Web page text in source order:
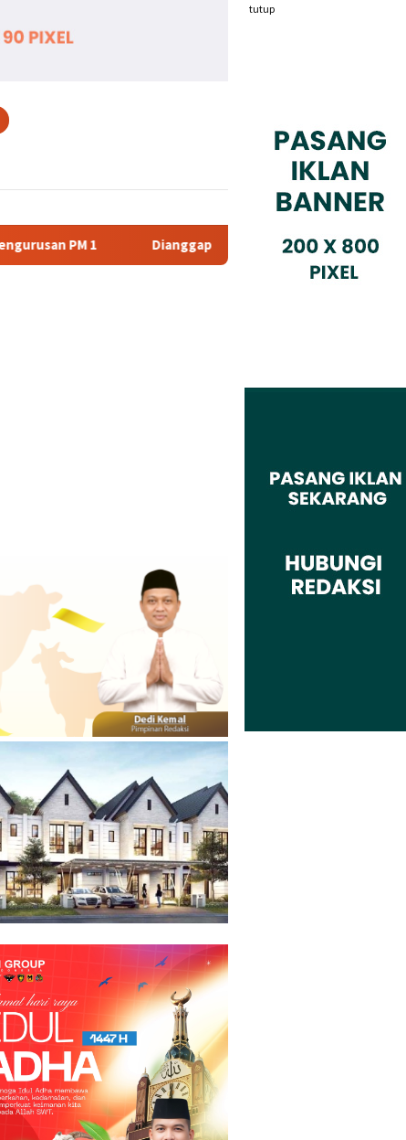
tutup
Dianggap Tidak Profesional, PT. Rajeg Media Telekomunikasi